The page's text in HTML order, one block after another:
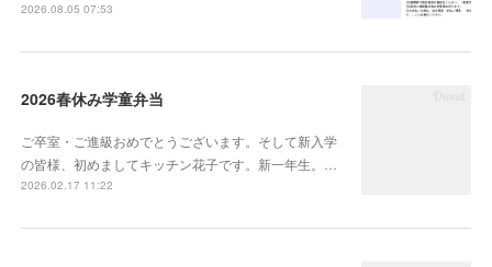
2026.08.05 07:53
2026春休み学童弁当
ご卒室・ご進級おめでとうございます。そして新入学
の皆様、初めましてキッチン花子です。新一年生。…
2026.02.17 11:22